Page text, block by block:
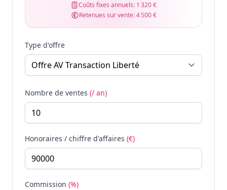
Coûts fixes annuels: 1 320 €
Retenues sur vente:4 500 €
Type d'offre
Nombre de ventes (/ an)
Honoraires / chiffre d'affaires (€)
Commission (%)